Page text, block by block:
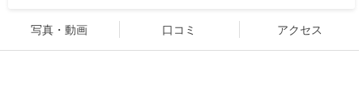
写真・動画 口コミ アクセス